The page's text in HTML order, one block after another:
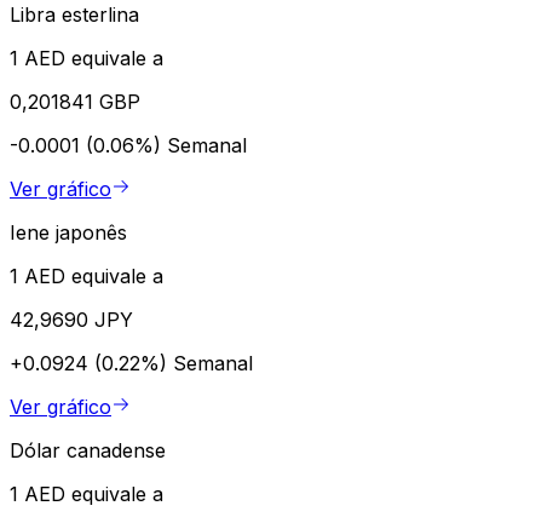
Libra esterlina
1 AED equivale a
0,201841 GBP
-0.0001 (0.06%) Semanal
Ver gráfico
Iene japonês
1 AED equivale a
42,9690 JPY
+0.0924 (0.22%) Semanal
Ver gráfico
Dólar canadense
1 AED equivale a